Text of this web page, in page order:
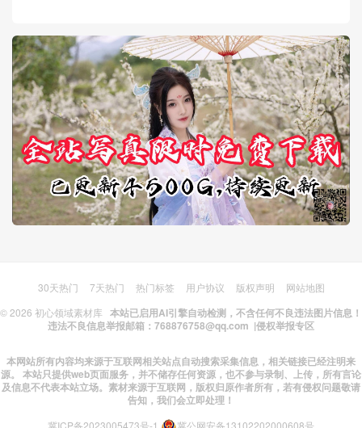
30天热门 7天热门 热门标签 用户协议 版权声明
网站地图
© 2026 初心领域素材库 本站已启用AI引擎自动检测，不含任何不良违法图片信息！
违法不良信息举报邮箱：768876758@qq.com |侵权举报专区
本网站所有内容均来源于互联网相关站点自动搜索采集信息，相关链接已经注明来
源。 本站只提供web页面服务，并不储存任何资源，也不参与录制、上传，所有言论
及信息不代表本站立场。素材来源于互联网，版权归原作者所有，若有侵权问题敬请
告知，我们会立即处理！
冀ICP备2023005473号-1 冀公网安备13102202000608号